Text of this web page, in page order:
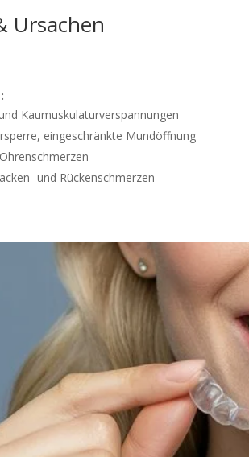
Ursachen
Kaumuskulaturverspannungen
eingeschränkte Mundöffnung
und Rückenschmerzen